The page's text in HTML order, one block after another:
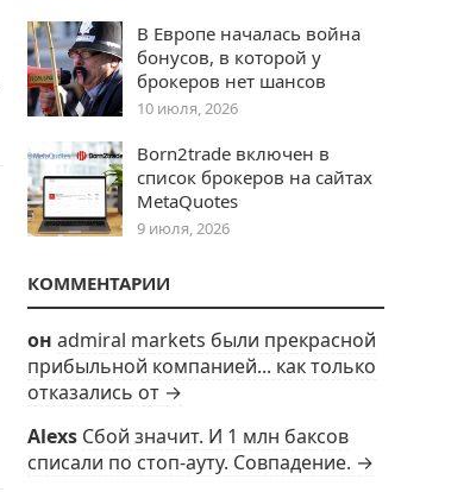
В Европе началась война
бонусов, в которой у
брокеров нет шансов
10 июля, 2026
Born2trade включен в
список брокеров на сайтах
MetaQuotes
9 июля, 2026
КОММЕНТАРИИ
он admiral markets были прекрасной
прибыльной компанией... как только
отказались от →
Alexs Сбой значит. И 1 млн баксов
списали по стоп-ауту. Совпадение. →